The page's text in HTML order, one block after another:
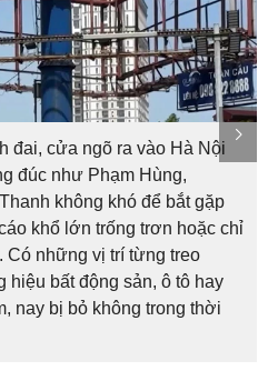
đai, cửa ngõ ra vào Hà Nội
đúc như Phạm Hùng,
không khó để bắt gặp
khổ lớn trống trơn hoặc chỉ
Có những vị trí từng treo
hiệu bất động sản, ô tô hay
nay bị bỏ không trong thời